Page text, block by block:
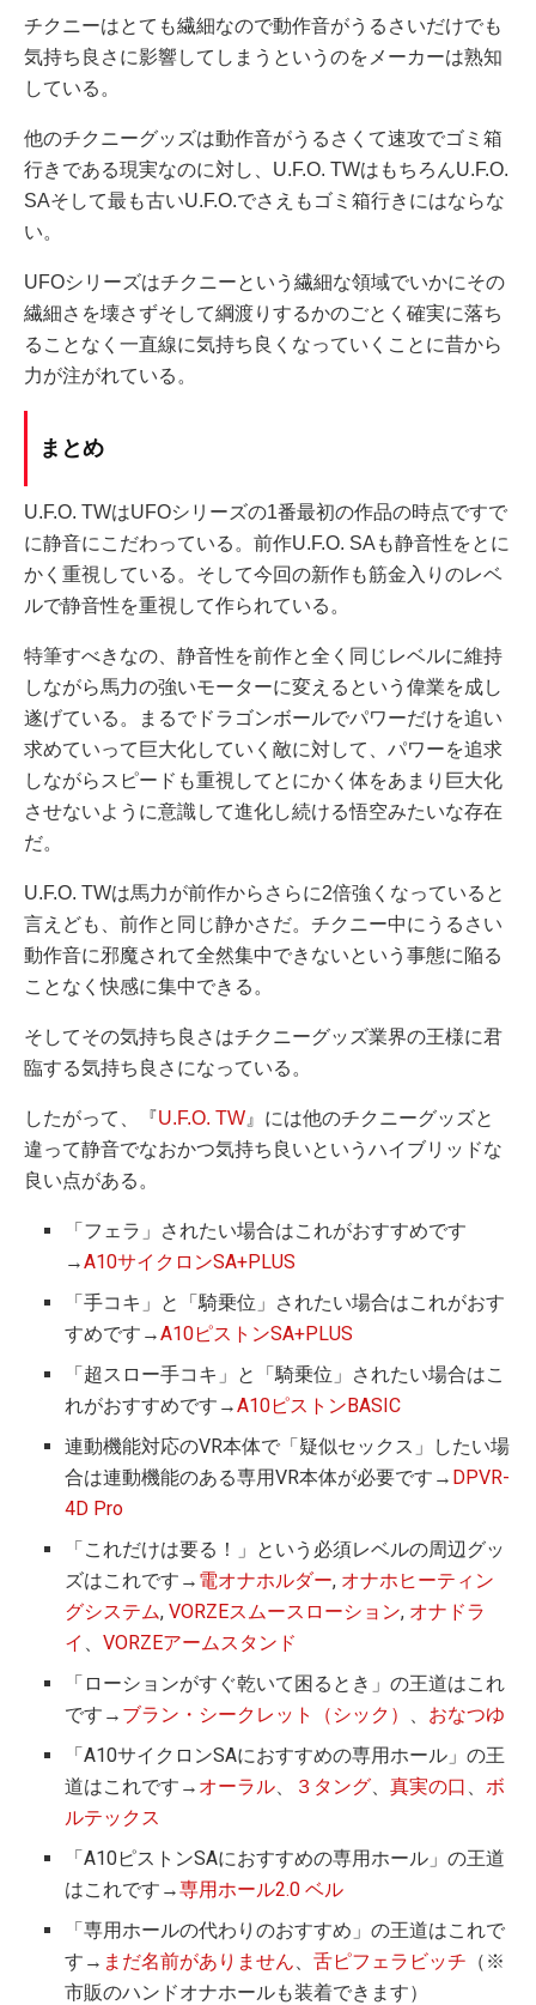
チクニーはとても繊細なので動作音がうるさいだけでも
気持ち良さに影響してしまうというのをメーカーは熟知
している。
他のチクニーグッズは動作音がうるさくて速攻でゴミ箱
行きである現実なのに対し、U.F.O. TWはもちろんU.F.O.
SAそして最も古いU.F.O.でさえもゴミ箱行きにはならな
い。
UFOシリーズはチクニーという繊細な領域でいかにその
繊細さを壊さずそして綱渡りするかのごとく確実に落ち
ることなく一直線に気持ち良くなっていくことに昔から
力が注がれている。
まとめ
U.F.O. TWはUFOシリーズの1番最初の作品の時点ですで
に静音にこだわっている。前作U.F.O. SAも静音性をとに
かく重視している。そして今回の新作も筋金入りのレベ
ルで静音性を重視して作られている。
特筆すべきなの、静音性を前作と全く同じレベルに維持
しながら馬力の強いモーターに変えるという偉業を成し
遂げている。まるでドラゴンボールでパワーだけを追い
求めていって巨大化していく敵に対して、パワーを追求
しながらスピードも重視してとにかく体をあまり巨大化
させないように意識して進化し続ける悟空みたいな存在
だ。
U.F.O. TWは馬力が前作からさらに2倍強くなっていると
言えども、前作と同じ静かさだ。チクニー中にうるさい
動作音に邪魔されて全然集中できないという事態に陥る
ことなく快感に集中できる。
そしてその気持ち良さはチクニーグッズ業界の王様に君
臨する気持ち良さになっている。
したがって、『U.F.O. TW 』には他のチクニーグッズと
違って静音でなおかつ気持ち良いというハイブリッドな
良い点がある。
「フェラ」されたい場合はこれがおすすめです
→A10サイクロンSA+PLUS
「手コキ」と「騎乗位」されたい場合はこれがおす
すめです→A10ピストンSA+PLUS
「超スロー手コキ」と「騎乗位」されたい場合はこ
れがおすすめです→A10ピストンBASIC
連動機能対応のVR本体で「疑似セックス」したい場
合は連動機能のある専用VR本体が必要です→ DPVR-
4D Pro
「これだけは要る！」という必須レベルの周辺グッ
ズはこれです→ 電オナホルダー, オナホヒーティン
グシステム,VORZEスムースローション, オナドラ
イ
、VORZEアームスタンド
「ローションがすぐ乾いて困るとき」の王道はこれ
です→ ブラン・シークレット（シック）
おなつゆ
「A10サイクロンSAにおすすめの専用ホール」の王
道はこれです→ オーラル ３タング 、真実の口
ボ
ルテックス
「A10ピストンSAにおすすめの専用ホール」の王道
はこれです→専用ホール2.0 ベル
「専用ホールの代わりのおすすめ」の王道はこれで
す→ まだ名前がありません 、舌ピフェラビッチ （※
市販のハンドオナホールも装着できます）